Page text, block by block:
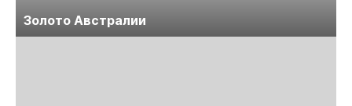
Золото Австралии